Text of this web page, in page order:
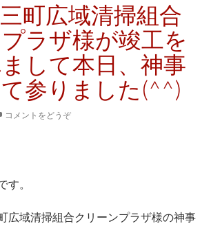
町広域清掃組合
ラザ様が竣工を
して本日、神事
参りました(^^)
コメントをどうぞ
す。
広域清掃組合クリーンプラザ様の神事